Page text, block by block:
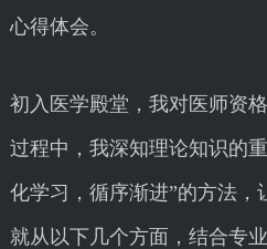
心得体会。
初入医学殿堂，我对医师资
过程中，我深知理论知识的
化学习，循序渐进”的方法，
就从以下几个方面，结合专